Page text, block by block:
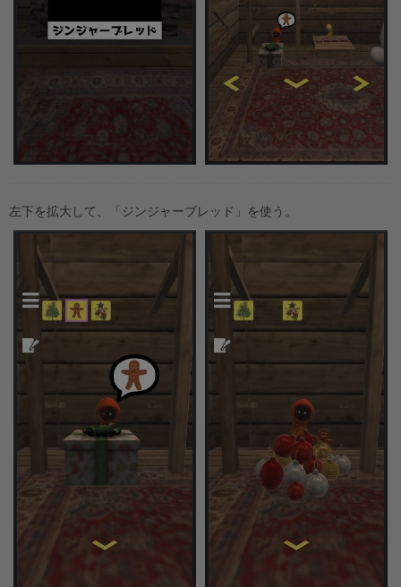
左下を拡大して、「ジンジャーブレッド」を使う。